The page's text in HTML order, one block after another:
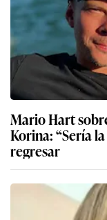
Mario Hart
Korina: “Sería
regresar